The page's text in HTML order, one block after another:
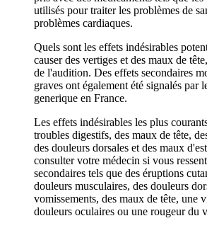
utilisés pour traiter les problèmes de
problèmes cardiaques.
Quels sont les effets indésirables
causer des vertiges et des maux de
de l'audition. Des effets secondaires
graves ont également été signalés par
generique en France.
Les effets indésirables les plus
troubles digestifs, des maux de tête,
des douleurs dorsales et des maux
consulter votre médecin si vous
secondaires tels que des éruptions
douleurs musculaires, des douleurs
vomissements, des maux de tête, une
douleurs oculaires ou une rougeur du